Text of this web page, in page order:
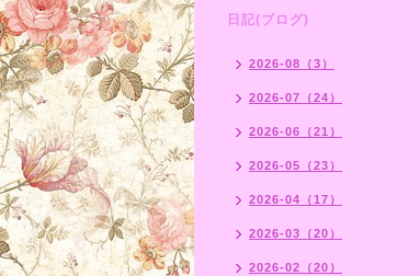
日記(ブログ)
2026-08（3）
2026-07（24）
2026-06（21）
2026-05（23）
2026-04（17）
2026-03（20）
2026-02（20）